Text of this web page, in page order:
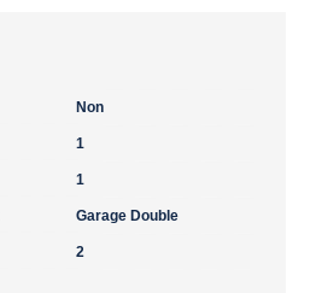
Non
1
1
Garage Double
2